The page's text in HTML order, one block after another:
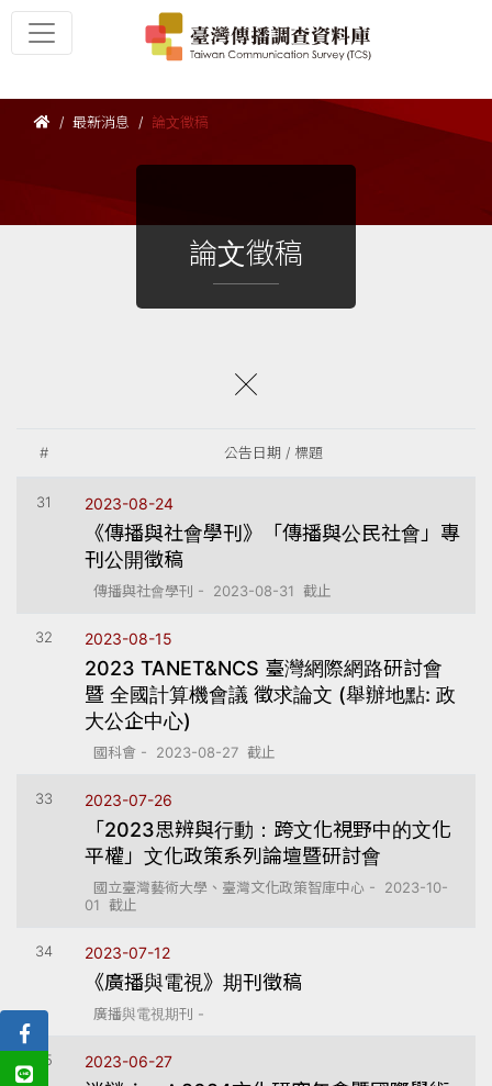
最新消息 論文徵稿
論文徵稿
# 公告日期 / 標題
31 2023-08-24
《傳播與社會學刊》「傳播與公民社會」專
刊公開徵稿
傳播與社會學刊 - 2023-08-31 截止
32 2023-08-15
2023 TANET&NCS 臺灣網際網路研討會
暨 全國計算機會議 徵求論文 (舉辦地點: 政
大公企中心)
國科會 - 2023-08-27 截止
33 2023-07-26
「2023思辨與行動：跨文化視野中的文化
平權」文化政策系列論壇暨研討會
國立臺灣藝術大學、臺灣文化政策智庫中心 - 2023-10-
01 截止
34 2023-07-12
《廣播與電視》期刊徵稿
廣播與電視期刊 -
35 2023-06-27